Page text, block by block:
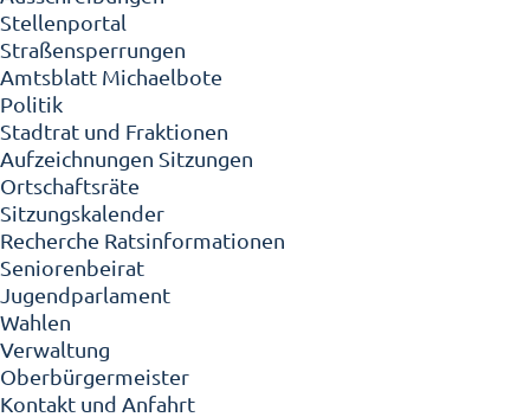
Stellenportal
Straßensperrungen
Amtsblatt Michaelbote
Politik
Stadtrat und Fraktionen
Aufzeichnungen Sitzungen
Ortschaftsräte
Sitzungskalender
Recherche Ratsinformationen
Seniorenbeirat
Jugendparlament
Wahlen
Verwaltung
Oberbürgermeister
Kontakt und Anfahrt